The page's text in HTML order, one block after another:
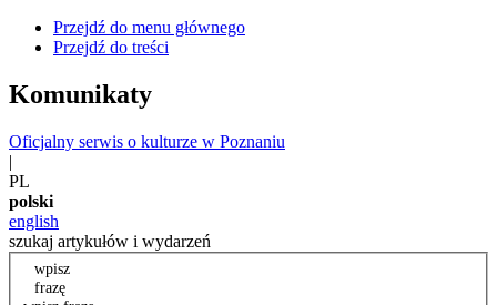
Przejdź do menu głównego
Przejdź do treści
Komunikaty
Oficjalny serwis o kulturze w Poznaniu
|
PL
polski
english
szukaj artykułów i wydarzeń
wpisz
frazę